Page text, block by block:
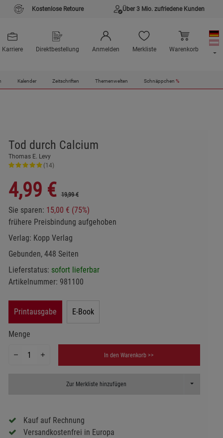
Kostenlose Retoure Über 3 Mio. zufriedene Kunden
Karriere Direktbestellung Anmelden Merkliste Warenkorb
Kalender Zeitschriften Themenwelten Schnäppchen %
Tod durch Calcium
Thomas E. Levy
(14)
4,99 € 19,99 €
Sie sparen: 15,00 € (75%)
frühere Preisbindung aufgehoben
Verlag: Kopp Verlag
Gebunden, 448 Seiten
Lieferstatus: sofort lieferbar
Artikelnummer: 981100
Printausgabe E-Book
Menge
In den Warenkorb >>
Zur Merkliste hinzufügen Toggle
Kauf auf Rechnung
Versandkostenfrei in Europa